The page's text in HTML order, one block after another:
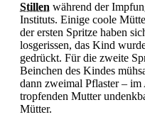
Stillen während der
Instituts. Einige coole
der ersten Spritze haben
losgerissen, das Kind
gedrückt. Für die zweite
Beinchen des Kindes
dann zweimal Pflaster –
tropfenden Mutter
Mütter.